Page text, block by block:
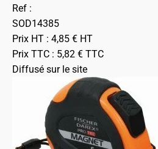
Ref :
SOD14385
Prix HT : 4,85 € HT
Prix TTC : 5,82 € TTC
Diffusé sur le site